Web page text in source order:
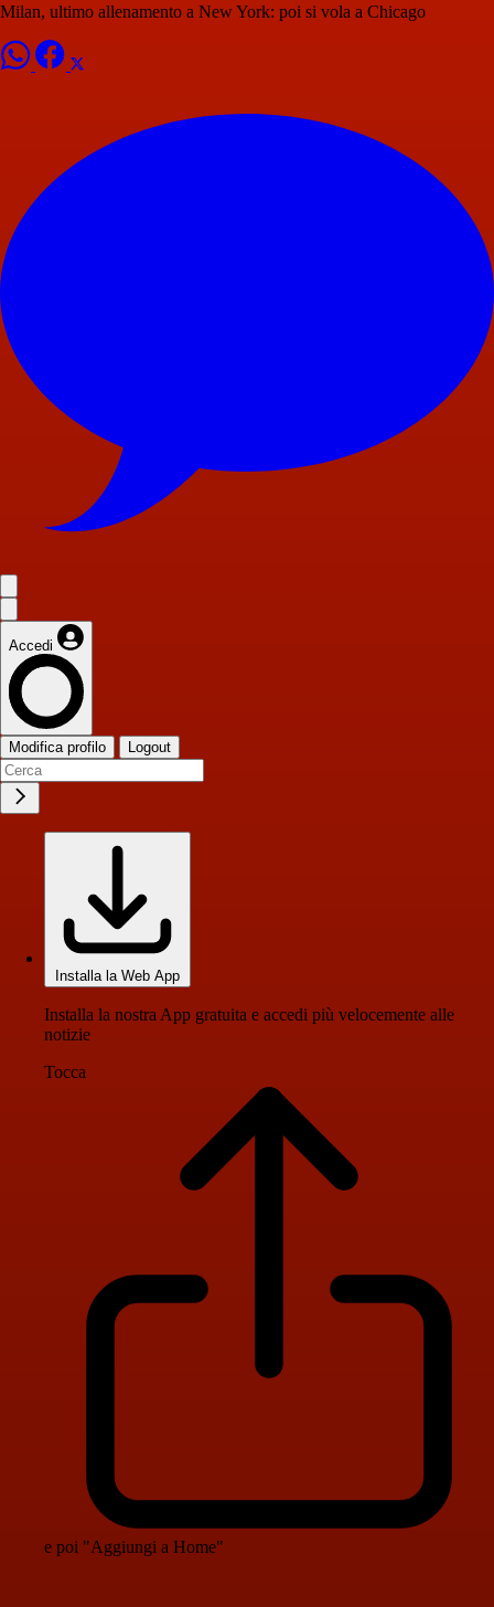
Milan, ultimo allenamento a New York: poi si vola a Chicago
Accedi
Modifica profilo Logout
Installa la Web App
Installa la nostra App gratuita e accedi più velocemente alle
notizie
Tocca
e poi "Aggiungi a Home"